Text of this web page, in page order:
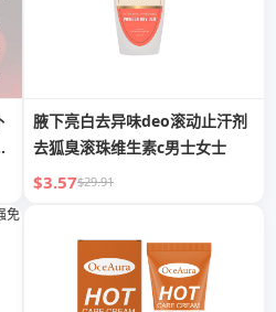
腋下亮白去异味deo滚动止汗剂
去狐臭滚珠维生素c男士女士
$3.57$29.91